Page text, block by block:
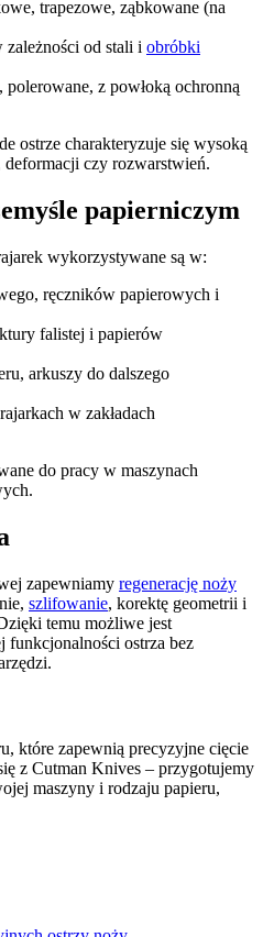
trapezowe, ząbkowane (na
od stali i obróbki
z powłoką ochronną
ostrze charakteryzuje się wysoką
czy rozwarstwień.
papierniczym
wykorzystywane są w:
ręczników papierowych i
falistej i papierów
arkuszy do dalszego
w zakładach
do pracy w maszynach
zapewniamy regenerację noży
szlifowanie, korektę geometrii i
temu możliwe jest
funkcjonalności ostrza bez
które zapewnią precyzyjne cięcie
z Cutman Knives – przygotujemy
maszyny i rodzaju papieru,